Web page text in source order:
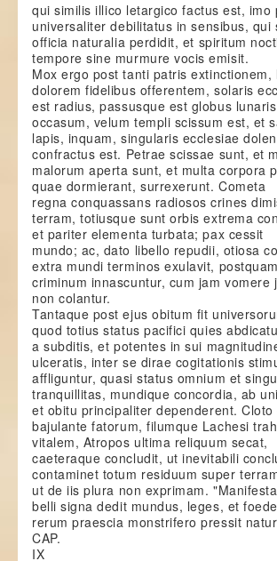
qui similis illico letargico factus est, imo
universaliter debilitatus in sensibus, qui
officia naturalia perdidit, et spiritum
tempore sine murmure vocis emisit.
Mox ergo post tanti patris extinctionem,
dolorem fidelibus offerentem, solaris
est radius, passusque est globus lunaris
occasum, velum templi scissum est, et
lapis, inquam, singularis ecclesiae
confractus est. Petrae scissae sunt, et
malorum aperta sunt, et multa corpora
quae dormierant, surrexerunt. Cometa
regna conquassans radiosos crines
terram, totiusque sunt orbis extrema
et pariter elementa turbata; pax cessit
mundo; ac, dato libello repudii, otiosa
extra mundi terminos exulavit,
criminum innascuntur, cum jam vomere
non colantur.
Tantaque post ejus obitum fit
quod totius status pacifici quies
a subditis, et potentes in sui
ulceratis, inter se dirae cogitationis
affliguntur, quasi status omnium et
tranquillitas, mundique concordia, ab
et obitu principaliter dependerent. Cloto
bajulante fatorum, filumque Lachesi
vitalem, Atropos ultima reliquum secat,
caeteraque concludit, ut inevitabili
contaminet totum residuum super
ut de iis plura non exprimam.
belli signa dedit mundus, leges, et
rerum praescia monstrifero pressit
CAP.
IX